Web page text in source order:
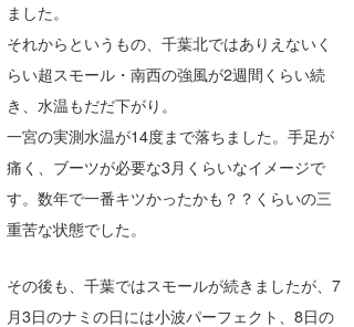
ました。
それからというもの、千葉北ではありえないく
らい超スモール・南西の強風が2週間くらい続
き、水温もだだ下がり。
一宮の実測水温が14度まで落ちました。手足が
痛く、ブーツが必要な3月くらいなイメージで
す。数年で一番キツかったかも？？くらいの三
重苦な状態でした。
その後も、千葉ではスモールが続きましたが、7
月3日のナミの日には小波パーフェクト、8日の
CBA Films
熊谷素子
田原啓江
植村未来
NOBUFUKU
大野”MAR”修聖
喜納海人
chan-U
ECE
G◎Da
KID
KY